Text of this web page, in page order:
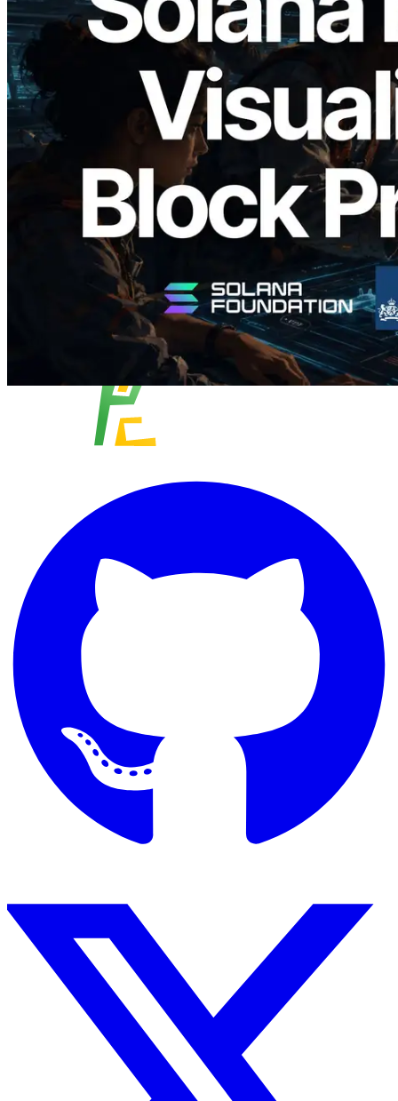
2026.05.24
Validators Solutions ra mắt Solana Block
Analyzer — Trực quan hóa thời gian tạo
block và validator phụ trách theo từng
slot
Đọc bài viết này